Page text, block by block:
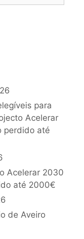
para
Acelerar
perdido até
Acelerar 2030
até 2000€
de Aveiro